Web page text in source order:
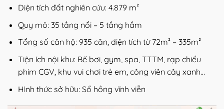
Diện tích đất nghiên cứu: 4.879 m²
Quy mô: 35 tầng nổi – 5 tầng hầm
Tổng số căn hộ: 935 căn, diện tích từ 72m² – 335m²
Tiện ích nội khu: Bể bơi, gym, spa, TTTM, rạp chiếu
phim CGV, khu vui chơi trẻ em, công viên cây xanh…
Hình thức sở hữu: Sổ hồng vĩnh viễn